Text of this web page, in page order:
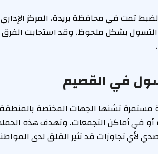
تمت في محافظة بريدة، المركز
بشكل ملحوظ. وقد استجابت الفرق
في القصيم
مستمرة تشنها الجهات المختصة
أو في أماكن التجمعات. وتهدف هذه
لأي تجاوزات قد تثير القلق لدى